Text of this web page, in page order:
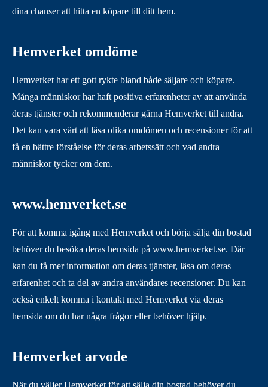
dina chanser att hitta en köpare till ditt hem.
Hemverket omdöme
Hemverket har ett gott rykte bland både säljare och köpare.
Många människor har haft positiva erfarenheter av att använda
deras tjänster och rekommenderar gärna Hemverket till andra.
Det kan vara värt att läsa olika omdömen och recensioner för att
få en bättre förståelse för deras arbetssätt och vad andra
människor tycker om dem.
www.hemverket.se
För att komma igång med Hemverket och börja sälja din bostad
behöver du besöka deras hemsida på www.hemverket.se. Där
kan du få mer information om deras tjänster, läsa om deras
erfarenhet och ta del av andra användares recensioner. Du kan
också enkelt komma i kontakt med Hemverket via deras
hemsida om du har några frågor eller behöver hjälp.
Hemverket arvode
När du väljer Hemverket för att sälja din bostad behöver du